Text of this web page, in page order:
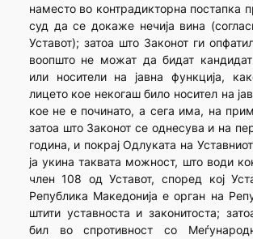
наместо во контрадикторна постапка
суд да се докаже нечија вина
Уставот); затоа што Законот ги
воопшто не можат да бидат
или носители на јавна функција,
лицето кое некогаш било носител на
кое не е починато, а сега има, на
затоа што Законот се однесува и на
година, и покрај Одлуката на Уставниот
ја укина таквата можност, што води
член 108 од Уставот, според кој
Република Македонија е орган на
штити уставноста и законитоста;
бил во спротивност со